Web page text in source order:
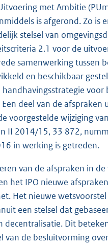
met Ambitie
is afgerond. Zo is
stelsel van
2.1 voor de
samenwerking tussen
en beschikbaar
voor
deel van de afspraken
voorgestelde wijziging
II 2014/15, 33 872,
in werking is getreden.
van de afspraken in de
het IPO nieuwe
Het nieuwe wetsvoorstel
een stelsel dat
decentralisatie. Dit
van de besluitvorming